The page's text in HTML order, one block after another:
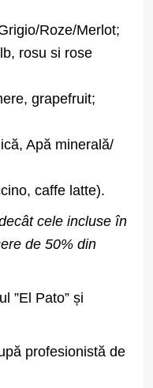
Roze/Merlot;
rosu si rose
grapefruit;
Apă minerală/
caffe latte).
cele incluse în
de 50% din
”El Pato” și
profesionistă de